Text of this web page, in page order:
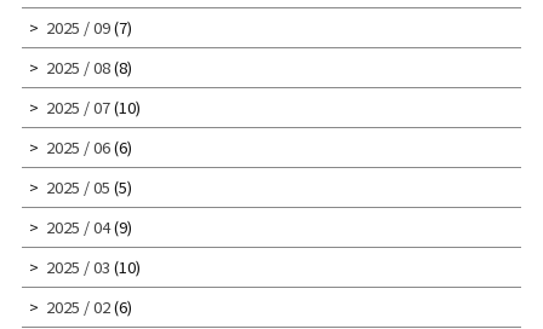
2025 / 09(7)
2025 / 08(8)
2025 / 07(10)
2025 / 06(6)
2025 / 05 (5)
2025 / 04(9)
2025 / 03 (10)
2025 / 02(6)